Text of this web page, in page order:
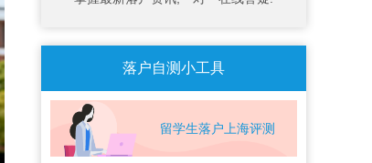
落户自测小工具
留学生落户上海评测